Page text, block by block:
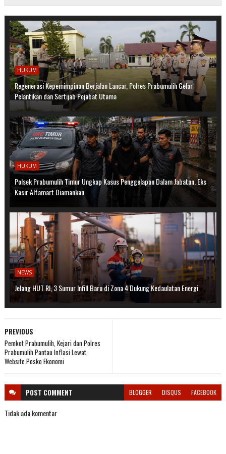
HUKUM
Regenerasi Kepemimpinan Berjalan Lancar, Polres Prabumulih Gelar
Pelantikan dan Sertijab Pejabat Utama
HUKUM
Polsek Prabumulih Timur Ungkap Kasus Penggelapan Dalam Jabatan, Eks
Kasir Alfamart Diamankan
NEWS
Jelang HUT RI, 3 Sumur Infill Baru di Zona 4 Dukung Kedaulatan Energi
PREVIOUS
Pemkot Prabumulih, Kejari dan Polres
Prabumulih Pantau Inflasi Lewat
Website Posko Ekonomi
POST COMMENT BLOGGER DISQUS FACEBOOK
Tidak ada komentar